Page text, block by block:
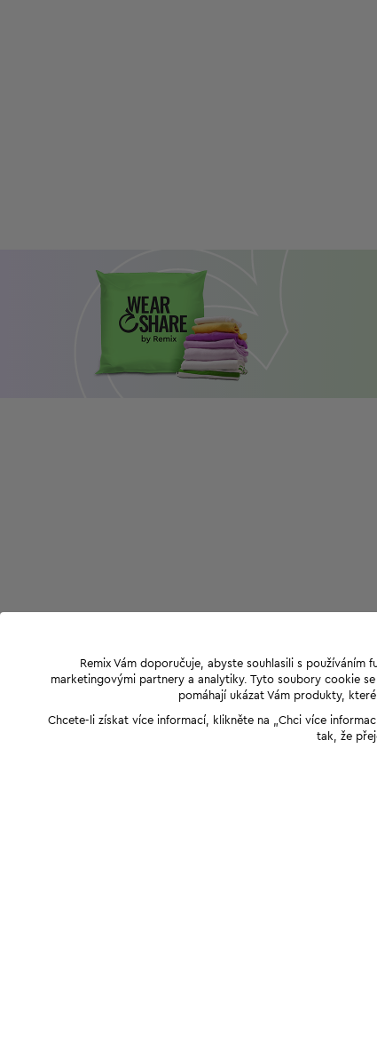
Remix Vám doporučuje, abyste souhlasili s
marketingovými partnery a analytiky. Tyto soubory cookie
pomáhají ukázat Vám produkty,
Chcete-li získat více informací, klikněte na „Chci více
tak, že